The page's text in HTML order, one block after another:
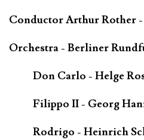
Conductor Arthur Rother -
Orchestra - Berliner
Don Carlo - Helge
Filippo II - Georg
Rodrigo - Heinrich